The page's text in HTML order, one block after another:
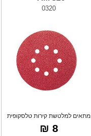
0320
מתאים למלטשת קירות טלסקופית
עגולה בקוטר
8 ₪